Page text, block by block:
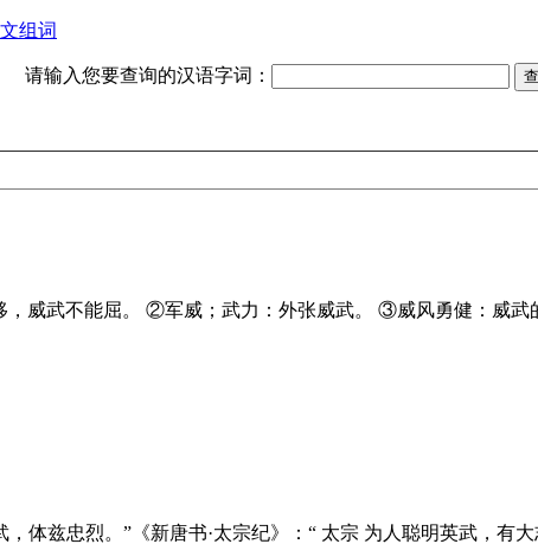
组词
请输入您要查询的汉语字词：
威武不能屈。 ②军威；武力：外张威武。 ③威风勇健：威武
，体兹忠烈。” 《新唐书·太宗纪》 ：“ 太宗 为人聪明英武，有